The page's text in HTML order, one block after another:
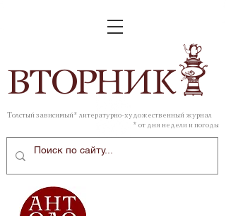
ВТОРНИК
Толстый зависимый* литературно-художественный журнал
* от дня недели и погоды